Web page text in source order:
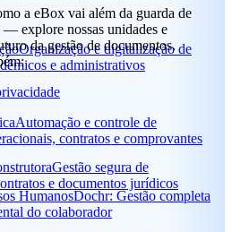
a eBox vai além da guarda de
— explore nossas unidades e
da gestão de documentos.
Gestão segura de
e documentos jurídicos
Organização e digitalização de
e administrativos
Automação e controle de
contratos e comprovantes
HumanosDochr: Gestão completa
do colaborador